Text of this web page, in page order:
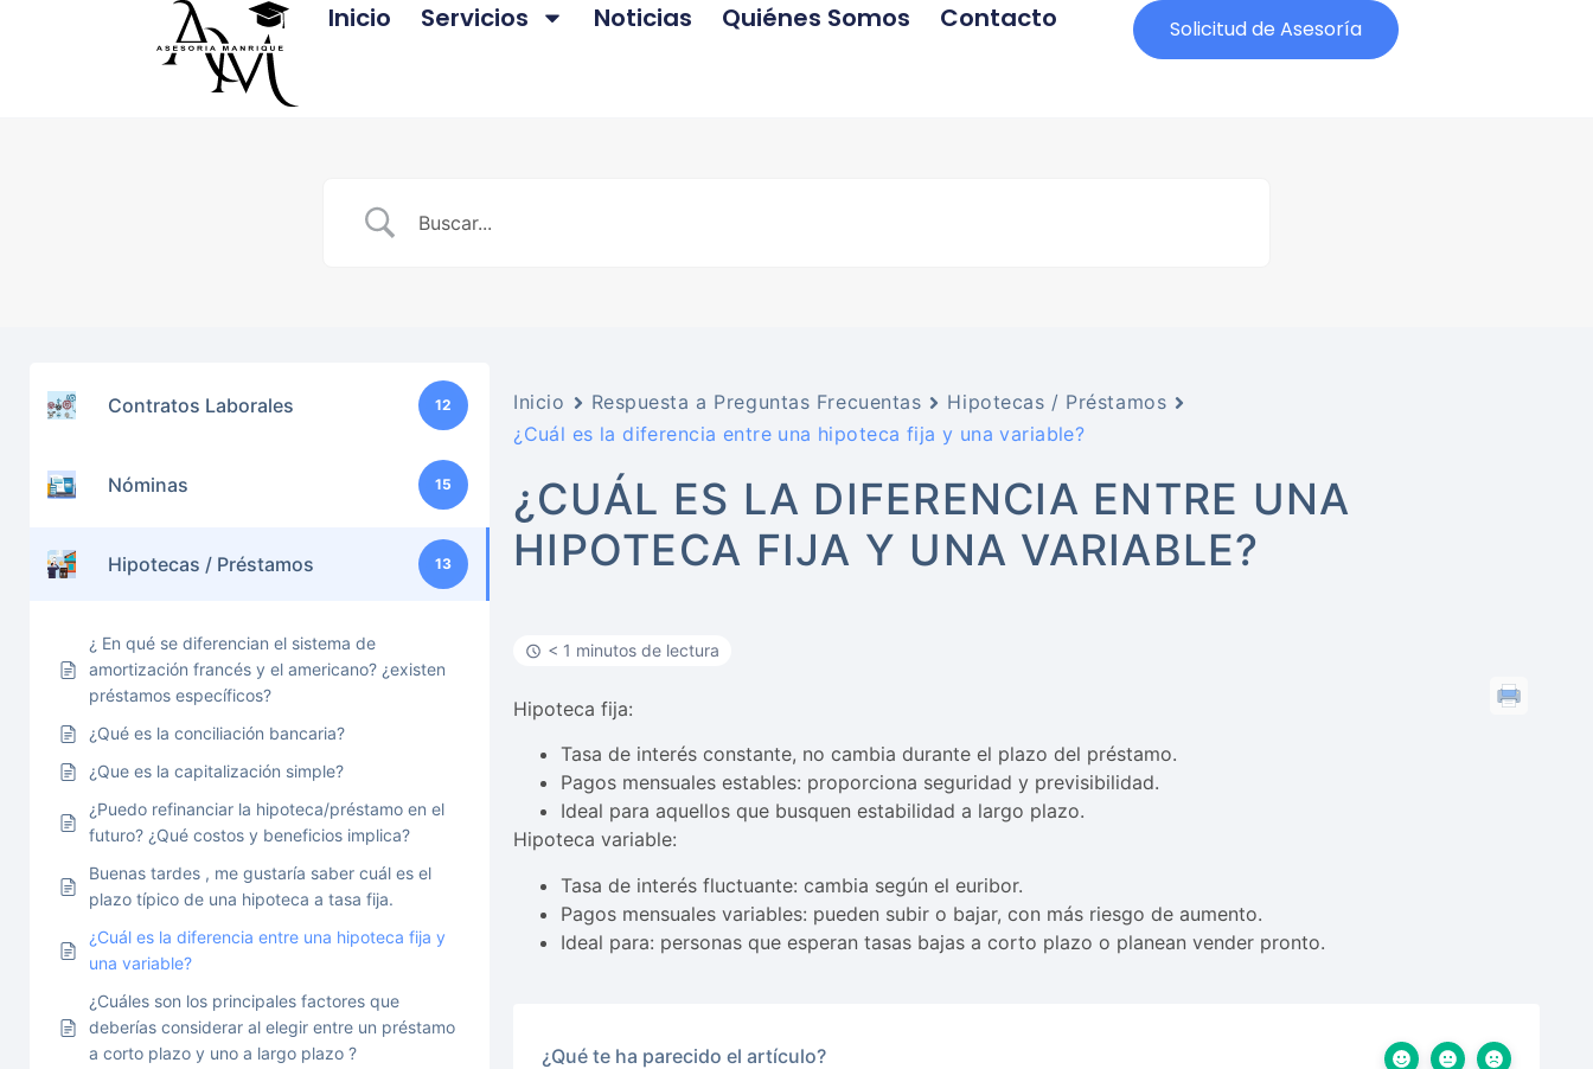
Inicio Servicios Noticias Quiénes Somos Contacto Solicitud de Asesoría
Contratos Laborales 12
Nóminas 15
Hipotecas / Préstamos 13
¿ En qué se diferencian el sistema de
amortización francés y el americano? ¿existen
préstamos específicos?
¿Qué es la conciliación bancaria?
¿Que es la capitalización simple?
¿Puedo refinanciar la hipoteca/préstamo en el
futuro? ¿Qué costos y beneficios implica?
Buenas tardes , me gustaría saber cuál es el
plazo típico de una hipoteca a tasa fija.
¿Cuál es la diferencia entre una hipoteca fija y
una variable?
¿Cuáles son los principales factores que
deberías considerar al elegir entre un préstamo
a corto plazo y uno a largo plazo ?
Inicio Respuesta a Preguntas Frecuentas
Hipotecas / Préstamos
¿Cuál es la diferencia entre una hipoteca fija y una variable?
¿CUÁL ES LA DIFERENCIA ENTRE UNA
HIPOTECA FIJA Y UNA VARIABLE?
< 1 minutos de lectura
Hipoteca fija:
Tasa de interés constante, no cambia durante el plazo del préstamo.
Pagos mensuales estables: proporciona seguridad y previsibilidad.
Ideal para aquellos que busquen estabilidad a largo plazo.
Hipoteca variable:
Tasa de interés fluctuante: cambia según el euribor.
Pagos mensuales variables: pueden subir o bajar, con más riesgo de aumento.
Ideal para: personas que esperan tasas bajas a corto plazo o planean vender pronto.
¿Qué te ha parecido el artículo?